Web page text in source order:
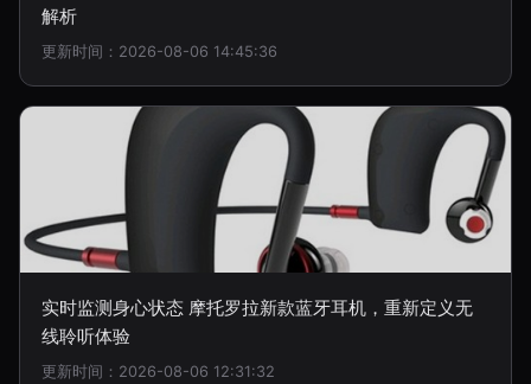
解析
更新时间：2026-08-06 14:45:36
实时监测身心状态 摩托罗拉新款蓝牙耳机，重新定义无
线聆听体验
更新时间：2026-08-06 12:31:32